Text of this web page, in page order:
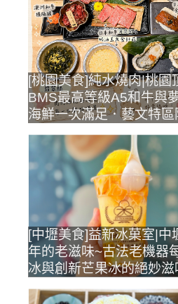
[桃園美食]純水燒肉|桃園
BMS最高等級A5和牛與
海鮮一次滿足．藝文特
[中壢美食]益新冰菓室|
年的老滋味~古法老機器
冰與創新芒果冰的絕妙滋